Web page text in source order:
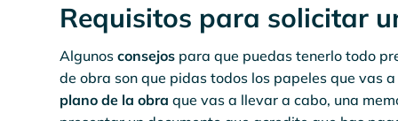
Requisitos para solicitar
Algunosconsejos para que puedas tenerlo todo
de obra son que pidas todos los papeles que vas
plano de la obra que vas a llevar a cabo, una